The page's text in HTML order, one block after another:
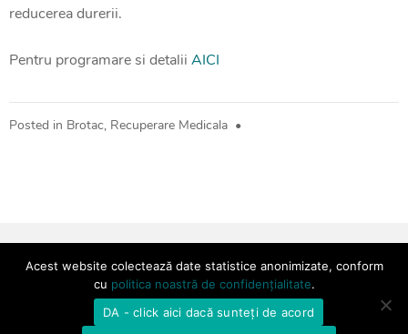
reducerea durerii.
Pentru programare si detalii AICI
Posted in Brotac, Recuperare Medicala •
Termeni si Conditii Regulament
Politică de
confidențialitate
Copyright © Brotac Medical 2026 - powered by
Acest website colectează date statistice anonimizate, conform
cu politica noastră de confidențialitate.
DA - click aici dacă sunteți de acord